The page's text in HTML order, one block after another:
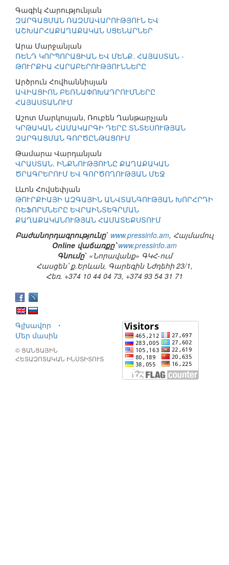
Գագիկ Հարությունյան
ԶԱՐԳԱՑՄԱՆ ՌԱԶՄԱՎԱՐՈՒԹՅՈՒՆ ԵՎ
ԱՇԽԱՐՀԱՔԱՂԱՔԱԿԱՆ ՍՑԵՆԱՐՆԵՐ
Արա Մարջանյան
ՌԵՆԴ ԿՈՐՊՈՐԱՑԻԱՆ ԵՎ ՄԵՆՔ. ՀԱՅԱՍՏԱՆ -
ԹՈՒՐՔԻԱ ՀԱՐԱԲԵՐՈՒԹՅՈՒՆՆԵՐԸ
Արծրուն Հովհաննիսյան
ԱՎԻԱՑԻՈՆ ԲԵՌՆԱՓՈԽԱԴՐՈՒՄՆԵՐԸ
ՀԱՅԱՍՏԱՆՈՒՄ
Աշոտ Մարկոսյան, Ռուբեն Ղանթարչյան
ԿՐԹԱԿԱՆ ՀԱՄԱԿԱՐԳԻ ԴԵՐԸ ՏՆՏԵՍՈՒԹՅԱՆ
ԶԱՐԳԱՑՄԱՆ ԳՈՐԾԸՆԹԱՑՈՒՄ
Թամարա Վարդանյան
ՎՐԱՍՏԱՆ. ԻՆՔՆՈՒԹՅՈՒՆԸ ՔԱՂԱՔԱԿԱՆ
ԾՐԱԳՐԵՐՈՒՄ ԵՎ ԳՈՐԾՈՂՈՒԹՅԱՆ ՄԵՋ
Լևոն Հովսեփյան
ԹՈՒՐՔԻԱՅԻ ԱԶԳԱՅԻՆ ԱՆՎՏԱՆԳՈՒԹՅԱՆ ԽՈՐՀՐԴԻ
ՌԵՖՈՐՄՆԵՐԸ ԵՎՐԱԻՆՏԵԳՐՄԱՆ
ՔԱՂԱՔԱԿԱՆՈՒԹՅԱՆ ՀԱՄԱՏԵՔՍՏՈՒՄ
Բաժանորդագրությունը` www.pressinfo.am, Հայմամուլ
Online վաճառքը՝ www.pressinfo.am
Գնումը` «Նորավանք» ԳԿՀ-ում
Հասցեն՝ ք.Երևան, Գարեգին Նժդեհի 23/1,
Հեռ. +374 10 44 04 73, +374 93 54 31 71
Գլխավոր
⋅
Մեր մասին
© ՑԱՆՑԱՅԻՆ
ՀԵՏԱԶՈՏԱԿԱՆ ԻՆՍՏԻՏՈՒՏ